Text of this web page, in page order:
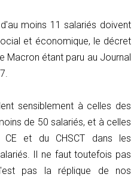
moins 11 salariés doivent
et économique, le décret
Macron étant paru au Journal
sensiblement à celles des
de 50 salariés, et à celles
CE et du CHSCT dans les
Il ne faut toutefois pas
pas la réplique de nos